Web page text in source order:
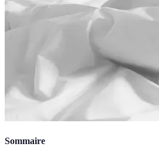
Sommaire